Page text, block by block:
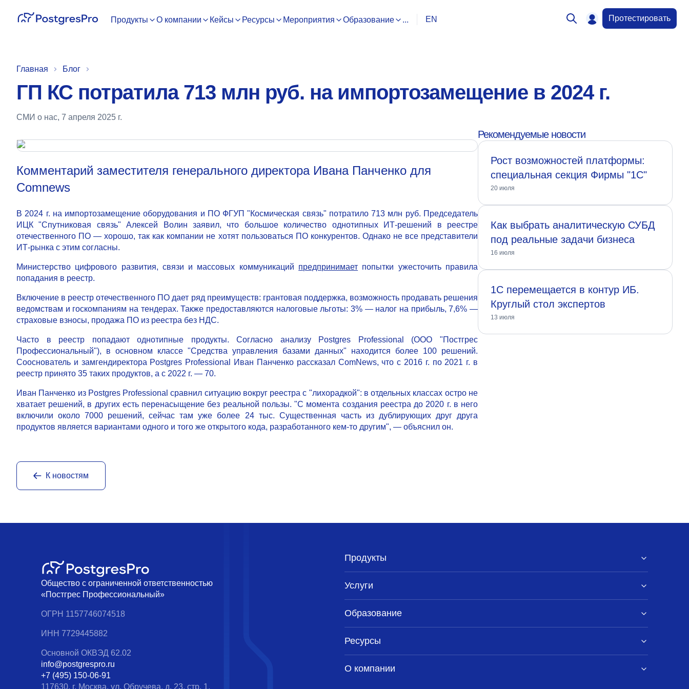
Продукты О компании Кейсы Ресурсы Мероприятия Образование ... EN Протестировать
Главная Блог
ГП КС потратила 713 млн руб. на импортозамещение в 2024 г.
СМИ о нас, 7 апреля 2025 г.
Комментарий заместителя генерального директора Ивана Панченко для
Comnews
В 2024 г. на импортозамещение оборудования и ПО ФГУП "Космическая связь" потратило 713 млн руб. Председатель
ИЦК "Спутниковая связь" Алексей Волин заявил, что большое количество однотипных ИТ-решений в реестре
отечественного ПО — хорошо, так как компании не хотят пользоваться ПО конкурентов. Однако не все представители
ИТ-рынка с этим согласны.
Министерство цифрового развития, связи и массовых коммуникаций предпринимает попытки ужесточить правила
попадания в реестр.
Включение в реестр отечественного ПО дает ряд преимуществ: грантовая поддержка, возможность продавать решения
ведомствам и госкомпаниям на тендерах. Также предоставляются налоговые льготы: 3% — налог на прибыль, 7,6% —
страховые взносы, продажа ПО из реестра без НДС.
Часто в реестр попадают однотипные продукты. Согласно анализу Postgres Professional (ООО "Постгрес
Профессиональный"), в основном классе "Средства управления базами данных" находится более 100 решений.
Сооснователь и замгендиректора Postgres Professional Иван Панченко рассказал ComNews, что с 2016 г. по 2021 г. в
реестр принято 35 таких продуктов, а с 2022 г. — 70.
Иван Панченко из Postgres Professional сравнил ситуацию вокруг реестра с "лихорадкой": в отдельных классах остро не
хватает решений, в других есть перенасыщение без реальной пользы. "С момента создания реестра до 2020 г. в него
включили около 7000 решений, сейчас там уже более 24 тыс. Существенная часть из дублирующих друг друга
продуктов является вариантами одного и того же открытого кода, разработанного кем-то другим", — объяснил он.
Рекомендуемые новости
Рост возможностей платформы:
специальная секция Фирмы "1С"
20 июля
Как выбрать аналитическую СУБД
под реальные задачи бизнеса
16 июля
1С перемещается в контур ИБ.
Круглый стол экспертов
13 июля
К новостям
Общество с ограниченной ответственностью
«Постгрес Профессиональный»
ОГРН 1157746074518
ИНН 7729445882
Основной ОКВЭД 62.02
info@postgrespro.ru
+7 (495) 150-06-91
117630, г. Москва, ул. Обручева, д. 23, стр. 1,
Продукты
Услуги
Образование
Ресурсы
О компании